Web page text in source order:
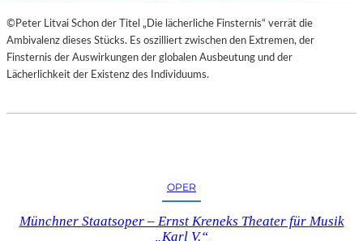
©Peter Litvai Schon der Titel „Die lächerliche Finsternis“ verrät die
Ambivalenz dieses Stücks. Es oszilliert zwischen den Extremen, der
Finsternis der Auswirkungen der globalen Ausbeutung und der
Lächerlichkeit der Existenz des Individuums.
OPER
Münchner Staatsoper – Ernst Kreneks Theater für Musik
„Karl V.“